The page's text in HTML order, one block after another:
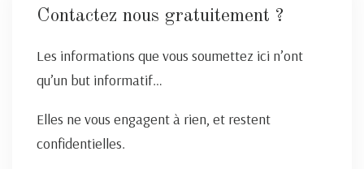
Contactez nous gratuitement ?
Les informations que vous soumettez ici n’ont
qu’un but informatif…
Elles ne vous engagent à rien, et restent
confidentielles.